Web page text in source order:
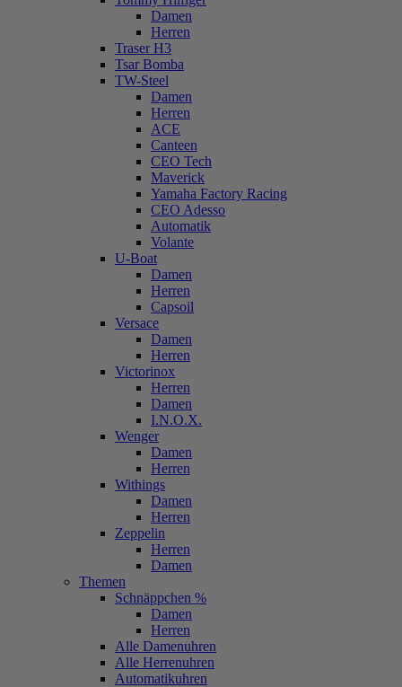
Damen
Herren
Traser H3
Tsar Bomba
TW-Steel
Damen
Herren
ACE
Canteen
CEO Tech
Maverick
Yamaha Factory Racing
CEO Adesso
Automatik
Volante
U-Boat
Damen
Herren
Capsoil
Versace
Damen
Herren
Victorinox
Herren
Damen
I.N.O.X.
Wenger
Damen
Herren
Withings
Damen
Herren
Zeppelin
Herren
Damen
Themen
Schnäppchen %
Damen
Herren
Alle Damenuhren
Alle Herrenuhren
Automatikuhren